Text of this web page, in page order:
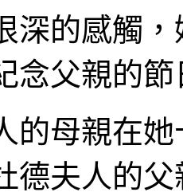
深的感觸
念父親的
母親在她
德夫人的